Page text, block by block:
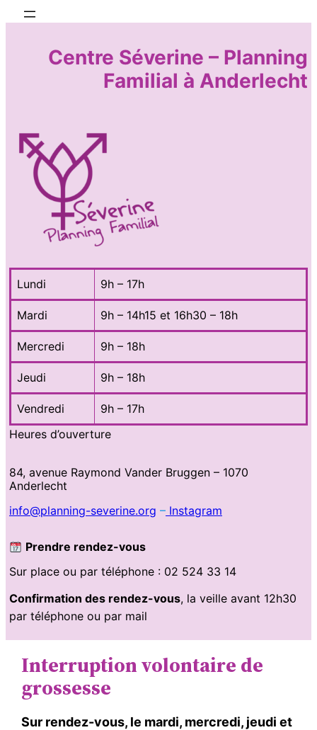
Centre Séverine – Planning
Familial à Anderlecht
Lundi 9h – 17h
Mardi 9h – 14h15 et 16h30 – 18h
Mercredi 9h – 18h
Jeudi 9h – 18h
Vendredi
9h – 17h
Heures d’ouverture
84, avenue Raymond Vander Bruggen – 1070
Anderlecht
info@planning-severine.org – Instagram
Prendre rendez-vous
Sur place ou par téléphone : 02 524 33 14
Confirmation des rendez-vous, la veille avant 12h30
par téléphone ou par mail
Interruption volontaire de
grossesse
Sur rendez-vous, le mardi, mercredi, jeudi et